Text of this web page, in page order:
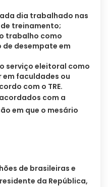
dia trabalhado nas
treinamento;
trabalho como
desempate em
serviço eleitoral como
faculdades ou
com o TRE.
com a
em que o mesário
de brasileiras e
da República,